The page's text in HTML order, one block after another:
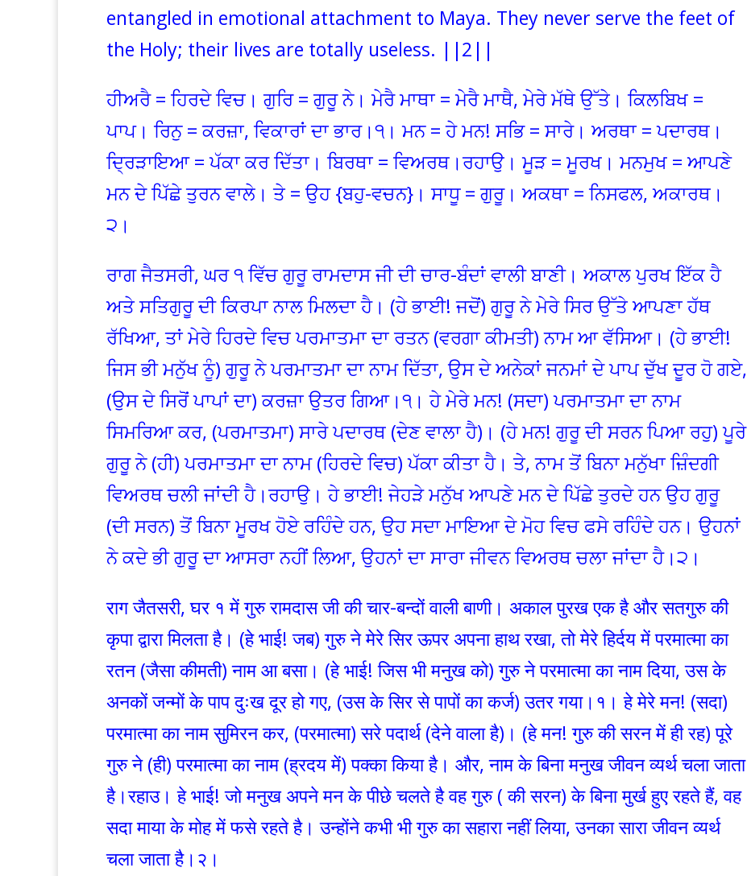
entangled in emotional attachment to Maya. They never serve the feet of
the Holy; their lives are totally useless. ||2||
ਹੀਅਰੈ = ਹਿਰਦੇ ਵਿਚ। ਗੁਰਿ = ਗੁਰੂ ਨੇ। ਮੇਰੈ ਮਾਥਾ = ਮੇਰੈ ਮਾਥੈ, ਮੇਰੇ ਮੱਥੇ ਉੱਤੇ। ਕਿਲਬਿਖ =
ਪਾਪ। ਰਿਨੁ = ਕਰਜ਼ਾ, ਵਿਕਾਰਾਂ ਦਾ ਭਾਰ।੧। ਮਨ = ਹੇ ਮਨ! ਸਭਿ = ਸਾਰੇ। ਅਰਥਾ = ਪਦਾਰਥ।
ਦ੍ਰਿੜਾਇਆ = ਪੱਕਾ ਕਰ ਦਿੱਤਾ। ਬਿਰਥਾ = ਵਿਅਰਥ।ਰਹਾਉ। ਮੂੜ = ਮੂਰਖ। ਮਨਮੁਖ = ਆਪਣੇ
ਮਨ ਦੇ ਪਿੱਛੇ ਤੁਰਨ ਵਾਲੇ। ਤੇ = ਉਹ {ਬਹੁ-ਵਚਨ}। ਸਾਧੂ = ਗੁਰੂ। ਅਕਥਾ = ਨਿਸਫਲ, ਅਕਾਰਥ।
੨।
ਰਾਗ ਜੈਤਸਰੀ, ਘਰ ੧ ਵਿੱਚ ਗੁਰੂ ਰਾਮਦਾਸ ਜੀ ਦੀ ਚਾਰ-ਬੰਦਾਂ ਵਾਲੀ ਬਾਣੀ। ਅਕਾਲ ਪੁਰਖ ਇੱਕ ਹੈ
ਅਤੇ ਸਤਿਗੁਰੂ ਦੀ ਕਿਰਪਾ ਨਾਲ ਮਿਲਦਾ ਹੈ। (ਹੇ ਭਾਈ! ਜਦੋਂ) ਗੁਰੂ ਨੇ ਮੇਰੇ ਸਿਰ ਉੱਤੇ ਆਪਣਾ ਹੱਥ
ਰੱਖਿਆ, ਤਾਂ ਮੇਰੇ ਹਿਰਦੇ ਵਿਚ ਪਰਮਾਤਮਾ ਦਾ ਰਤਨ (ਵਰਗਾ ਕੀਮਤੀ) ਨਾਮ ਆ ਵੱਸਿਆ। (ਹੇ ਭਾਈ!
ਜਿਸ ਭੀ ਮਨੁੱਖ ਨੂੰ) ਗੁਰੂ ਨੇ ਪਰਮਾਤਮਾ ਦਾ ਨਾਮ ਦਿੱਤਾ, ਉਸ ਦੇ ਅਨੇਕਾਂ ਜਨਮਾਂ ਦੇ ਪਾਪ ਦੁੱਖ ਦੂਰ ਹੋ ਗਏ,
(ਉਸ ਦੇ ਸਿਰੋਂ ਪਾਪਾਂ ਦਾ) ਕਰਜ਼ਾ ਉਤਰ ਗਿਆ।੧। ਹੇ ਮੇਰੇ ਮਨ! (ਸਦਾ) ਪਰਮਾਤਮਾ ਦਾ ਨਾਮ
ਸਿਮਰਿਆ ਕਰ, (ਪਰਮਾਤਮਾ) ਸਾਰੇ ਪਦਾਰਥ (ਦੇਣ ਵਾਲਾ ਹੈ)। (ਹੇ ਮਨ! ਗੁਰੂ ਦੀ ਸਰਨ ਪਿਆ ਰਹੁ) ਪੂਰੇ
ਗੁਰੂ ਨੇ (ਹੀ) ਪਰਮਾਤਮਾ ਦਾ ਨਾਮ (ਹਿਰਦੇ ਵਿਚ) ਪੱਕਾ ਕੀਤਾ ਹੈ। ਤੇ, ਨਾਮ ਤੋਂ ਬਿਨਾ ਮਨੁੱਖਾ ਜ਼ਿੰਦਗੀ
ਵਿਅਰਥ ਚਲੀ ਜਾਂਦੀ ਹੈ।ਰਹਾਉ। ਹੇ ਭਾਈ! ਜੇਹੜੇ ਮਨੁੱਖ ਆਪਣੇ ਮਨ ਦੇ ਪਿੱਛੇ ਤੁਰਦੇ ਹਨ ਉਹ ਗੁਰੂ
(ਦੀ ਸਰਨ) ਤੋਂ ਬਿਨਾ ਮੂਰਖ ਹੋਏ ਰਹਿੰਦੇ ਹਨ, ਉਹ ਸਦਾ ਮਾਇਆ ਦੇ ਮੋਹ ਵਿਚ ਫਸੇ ਰਹਿੰਦੇ ਹਨ। ਉਹਨਾਂ
ਨੇ ਕਦੇ ਭੀ ਗੁਰੂ ਦਾ ਆਸਰਾ ਨਹੀਂ ਲਿਆ, ਉਹਨਾਂ ਦਾ ਸਾਰਾ ਜੀਵਨ ਵਿਅਰਥ ਚਲਾ ਜਾਂਦਾ ਹੈ।੨।
राग जैतसरी, घर १ में गुरु रामदास जी की चार-बन्दों वाली बाणी। अकाल पुरख एक है और सतगुरु की
कृपा द्वारा मिलता है। (हे भाई! जब) गुरु ने मेरे सिर ऊपर अपना हाथ रखा, तो मेरे हिर्दय में परमात्मा का
रतन (जैसा कीमती) नाम आ बसा। (हे भाई! जिस भी मनुख को) गुरु ने परमात्मा का नाम दिया, उस के
अनकों जन्मों के पाप दुःख दूर हो गए, (उस के सिर से पापों का कर्ज) उतर गया।१। हे मेरे मन! (सदा)
परमात्मा का नाम सुमिरन कर, (परमात्मा) सरे पदार्थ (देने वाला है)। (हे मन! गुरु की सरन में ही रह) पूरे
गुरु ने (ही) परमात्मा का नाम (ह्रदय में) पक्का किया है। और, नाम के बिना मनुख जीवन व्यर्थ चला जाता
है।रहाउ। हे भाई! जो मनुख अपने मन के पीछे चलते है वह गुरु ( की सरन) के बिना मुर्ख हुए रहते हैं, वह
सदा माया के मोह में फसे रहते है। उन्होंने कभी भी गुरु का सहारा नहीं लिया, उनका सारा जीवन व्यर्थ
चला जाता है।२।